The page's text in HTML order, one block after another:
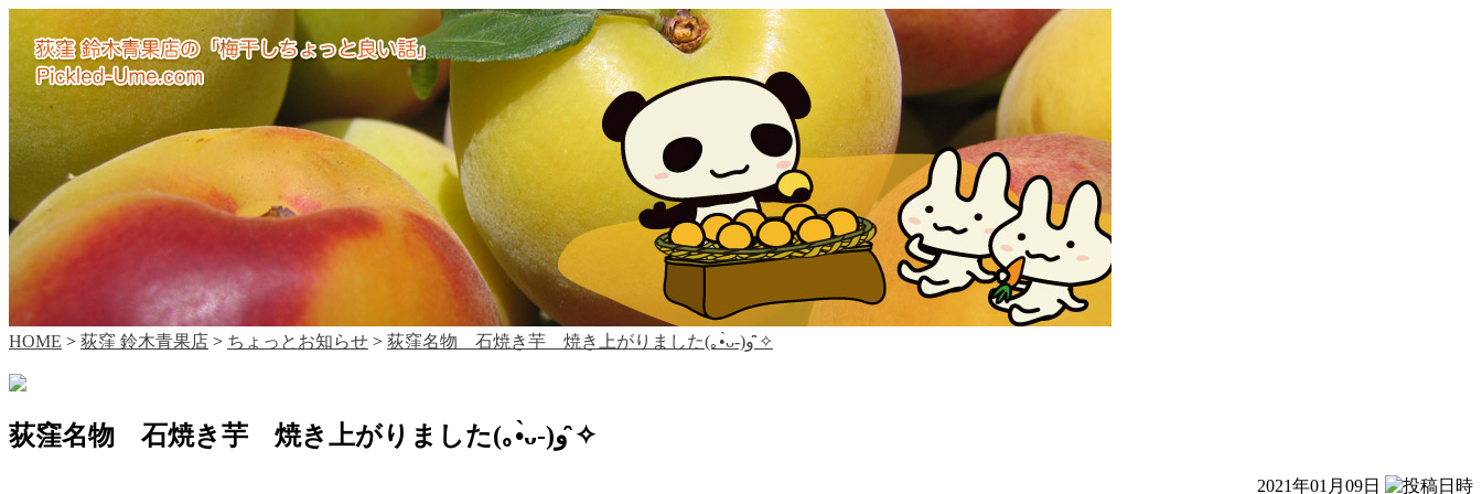
HOME > 荻窪 鈴木青果店 > ちょっとお知らせ > 荻窪名物 石焼き芋 焼き上がりました(｡•̀ᴗ-)و ̑̑✧
荻窪名物 石焼き芋 焼き上がりました(｡•̀ᴗ-)و ̑̑✧
2021年01月09日